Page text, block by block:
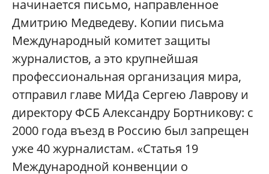
начинается письмо, направленное
Дмитрию Медведеву. Копии письма
Международный комитет защиты
журналистов, а это крупнейшая
профессиональная организация мира,
отправил главе МИДа Сергею Лаврову и
директору ФСБ Александру Бортникову: с
2000 года въезд в Россию был запрещен
уже 40 журналистам. «Статья 19
Международной конвенции о